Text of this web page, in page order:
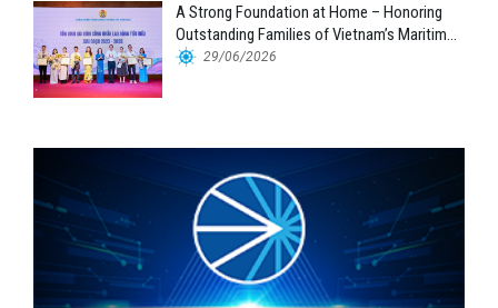
A Strong Foundation at Home – Honoring
Outstanding Families of Vietnam’s Maritime
Workforce
29/06/2026